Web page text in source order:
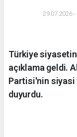
29.07.2026
Türkiye
açıklama geldi.
Partisi'nin siyasi
duyurdu.